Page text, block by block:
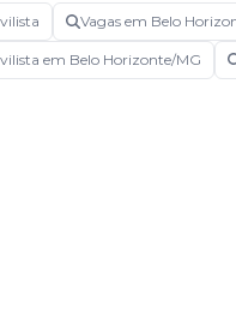
Vagas em Belo
em Belo Horizonte/MG